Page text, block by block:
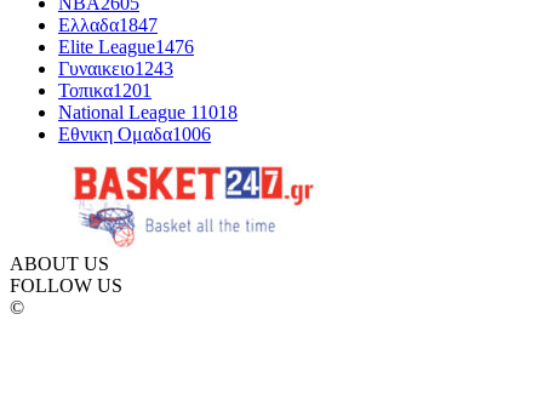
Ελλαδα1847
Elite League1476
Γυναικειο1243
Τοπικα1201
National League 11018
Εθνικη Ομαδα1006
ABOUT US
FOLLOW US
©